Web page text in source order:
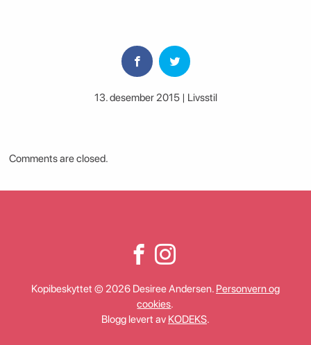
13. desember 2015 | Livsstil
Comments are closed.
Kopibeskyttet © 2026 Desiree Andersen. Personvern og
cookies.
Blogg levert av KODEKS.